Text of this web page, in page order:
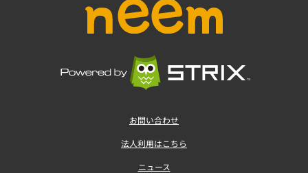
お問い合わせ
法人利用はこちら
ニュース